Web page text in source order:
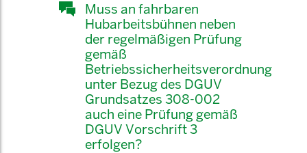
Muss an fahrbaren
Hubarbeitsbühnen neben
der regelmäßigen Prüfung
gemäß
Betriebssicherheitsverordnung
unter Bezug des DGUV
Grundsatzes 308-002
auch eine Prüfung gemäß
DGUV Vorschrift 3
erfolgen?